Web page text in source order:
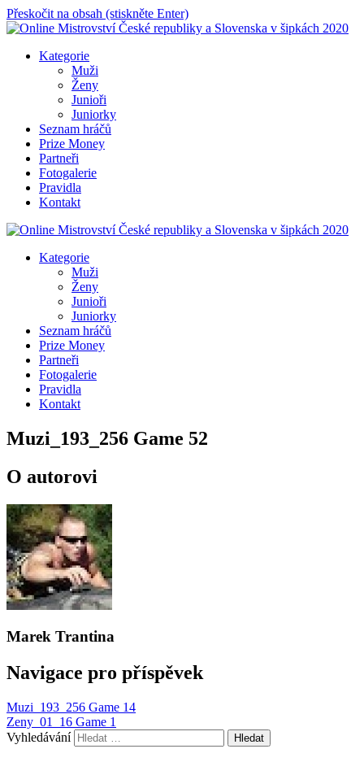
Přeskočit na obsah (stiskněte Enter)
Online Mistrovství České republiky a Slovenska v šipkách 2020
Kategorie
Muži
Ženy
Junioři
Juniorky
Seznam hráčů
Prize Money
Partneři
Fotogalerie
Pravidla
Kontakt
Online Mistrovství České republiky a Slovenska v šipkách 2020
Kategorie
Muži
Ženy
Junioři
Juniorky
Seznam hráčů
Prize Money
Partneři
Fotogalerie
Pravidla
Kontakt
Muzi_193_256 Game 52
O autorovi
Marek Trantina
Navigace pro příspěvek
Muzi_193_256 Game 14
Zeny_01_16 Game 1
Vyhledávání